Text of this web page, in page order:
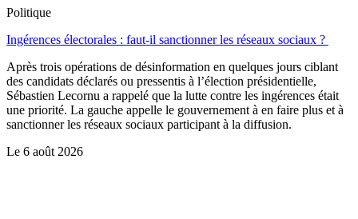
Politique
Ingérences électorales : faut-il sanctionner les réseaux sociaux ?
Après trois opérations de désinformation en quelques jours ciblant
des candidats déclarés ou pressentis à l’élection présidentielle,
Sébastien Lecornu a rappelé que la lutte contre les ingérences était
une priorité. La gauche appelle le gouvernement à en faire plus et à
sanctionner les réseaux sociaux participant à la diffusion.
Le 6 août 2026